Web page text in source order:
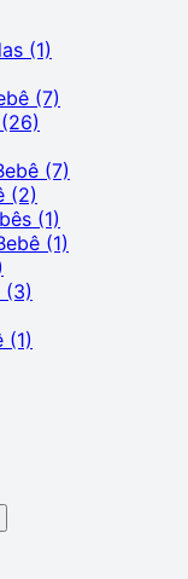
(1)
(7)
(26)
(7)
(2)
(1)
(1)
(3)
(1)